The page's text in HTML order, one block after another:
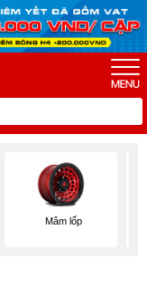
Mâm lốp